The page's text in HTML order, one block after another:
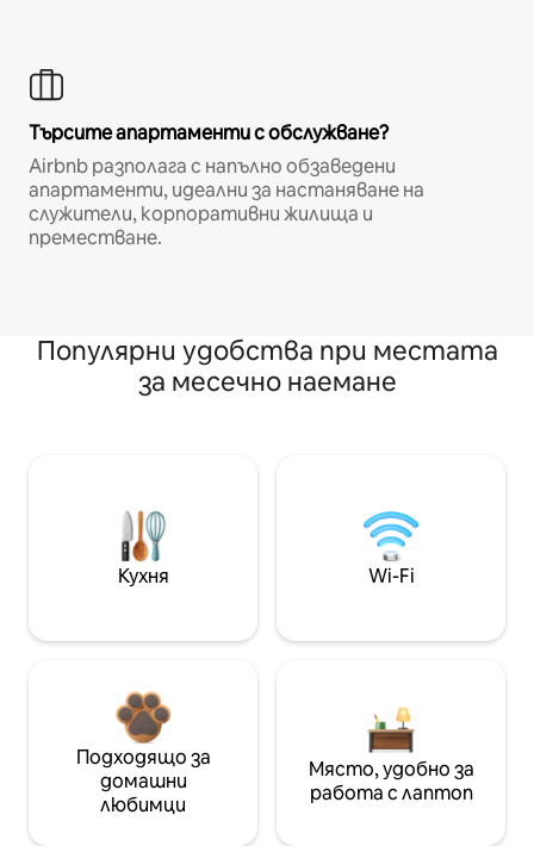
Търсите апартаменти с обслужване?
Airbnb разполага с напълно обзаведени
апартаменти, идеални за настаняване на
служители, корпоративни жилища и
преместване.
Популярни удобства при местата
за месечно наемане
Кухня Wi-Fi
Подходящо за
домашни
любимци
Място, удобно за
работа с лаптоп